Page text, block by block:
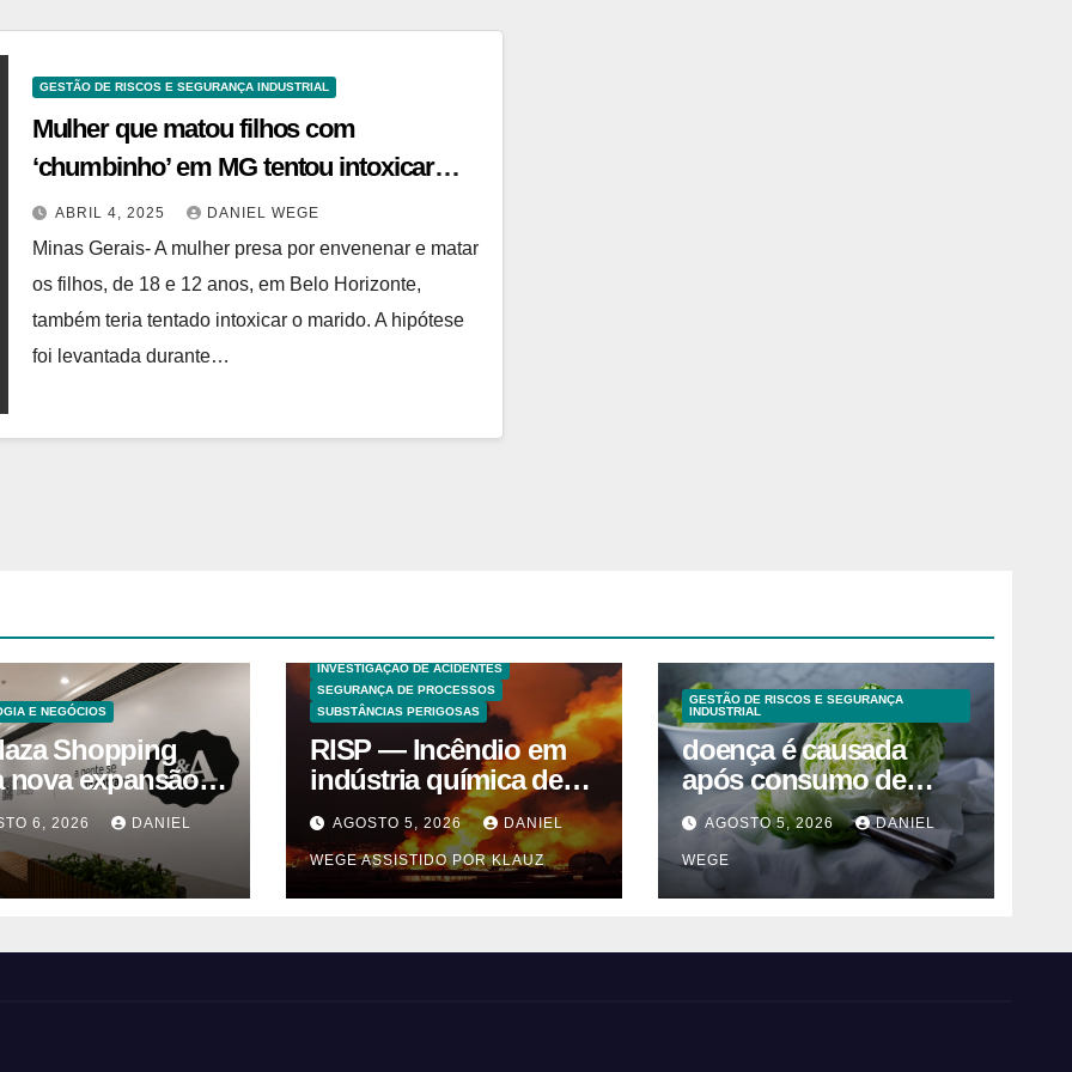
GESTÃO DE RISCOS E SEGURANÇA INDUSTRIAL
Mulher que matou filhos com
‘chumbinho’ em MG tentou intoxicar
marido
ABRIL 4, 2025 DANIEL WEGE
Minas Gerais- A mulher presa por envenenar e matar
os filhos, de 18 e 12 anos, em Belo Horizonte,
também teria tentado intoxicar o marido. A hipótese
foi levantada durante…
E NEGÓCIOS
Shopping
nova expansão
chegada de
marcas e
de
infantil – Dicas
6, 2026 DANIEL
INVESTIGAÇÃO DE ACIDENTES
SEGURANÇA DE PROCESSOS
SUBSTÂNCIAS PERIGOSAS
RISP — Incêndio em
indústria química de
solventes em
Itaquaquecetuba/SP
(UNIQUIMA/Quema)
AGOSTO 5, 2026 DANIEL
WEGE ASSISTIDO POR KLAUZ
GESTÃO DE RISCOS E SEGURANÇA
INDUSTRIAL
doença é causada
após consumo de
alface contaminada
AGOSTO 5, 2026 DANIEL
WEGE